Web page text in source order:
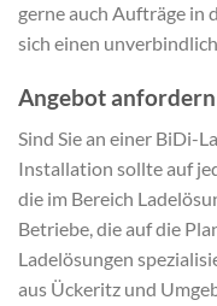
gerne auch Aufträge in
sich einen
Angebot anfordern
Sind Sie an einer BiDi-
Installation sollte auf
die im Bereich
Betriebe, die auf die
Ladelösungen
aus Ückeritz und